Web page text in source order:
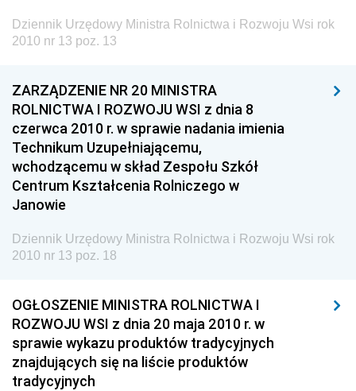
Dziennik Urzędowy Ministra Spraw Zagranicznych
Antykorupcyjnego
Dziennik Urzędowy Agencji Bezpieczeństwa
Wewnętrznego
Dziennik Urzędowy Urzędu Patentowego
Rzeczypospolitej Polskiej
Dziennik Urzędowy Generalnej Dyrekcji Dróg
Dziennik Urzędowy Ministra Środowiska
Dziennik Urzędowy Ministra Edukacji
Dziennik Urzędowy Ministra Nauki
Dziennik Urzędowy Ministra Przemysłu
Dziennik Urzędowy Ministra Finansów i Gospodarki
Dziennik Urzędowy Ministra Rolnictwa i Rozwoju Wsi rok
2010 nr 13 poz. 13
ZARZĄDZENIE NR 20 MINISTRA
ROLNICTWA I ROZWOJU WSI z dnia 8
czerwca 2010 r. w sprawie nadania imienia
Technikum Uzupełniającemu,
wchodzącemu w skład Zespołu Szkół
Centrum Kształcenia Rolniczego w
Janowie
Dziennik Urzędowy Ministra Rolnictwa i Rozwoju Wsi rok
2010 nr 13 poz. 18
OGŁOSZENIE MINISTRA ROLNICTWA I
ROZWOJU WSI z dnia 20 maja 2010 r. w
sprawie wykazu produktów tradycyjnych
znajdujących się na liście produktów
tradycyjnych